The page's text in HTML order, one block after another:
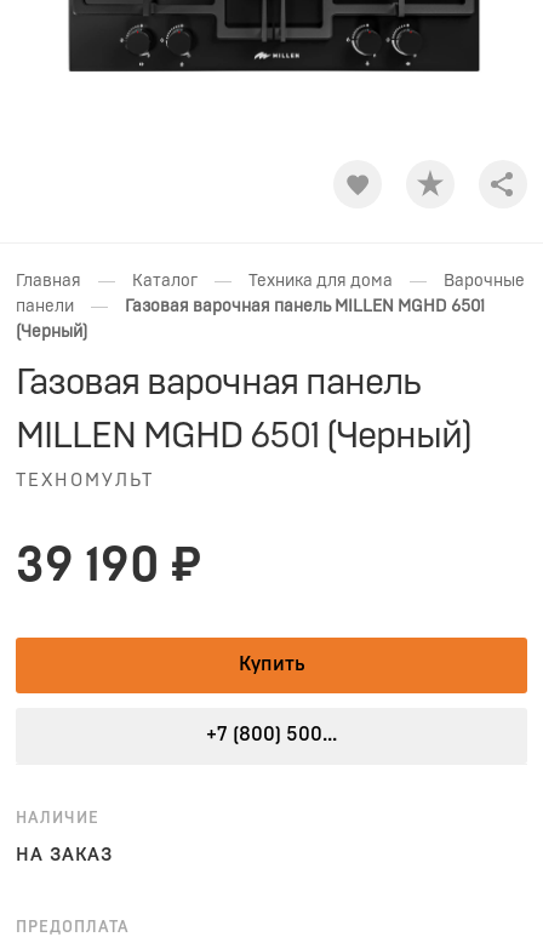
Главная — Каталог — Техника для дома —
Варочные
панели
—
Газовая варочная панель MILLEN MGHD 6501
(Черный)
Газовая варочная панель
MILLEN MGHD 6501 (Черный)
ТЕХНОМУЛЬТ
39 190 ₽
Купить
+7 (800) 500...
НАЛИЧИЕ
НА ЗАКАЗ
ПРЕДОПЛАТА